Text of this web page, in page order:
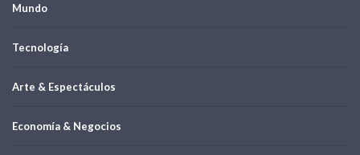
Mundo
Tecnología
Arte & Espectáculos
Economía & Negocios